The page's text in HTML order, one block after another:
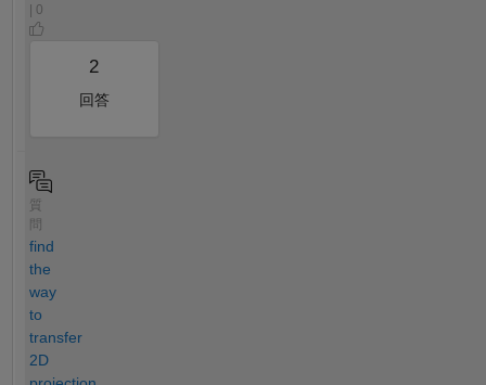
| 0
2
回答
質
find
the
way
to
transfer
2D